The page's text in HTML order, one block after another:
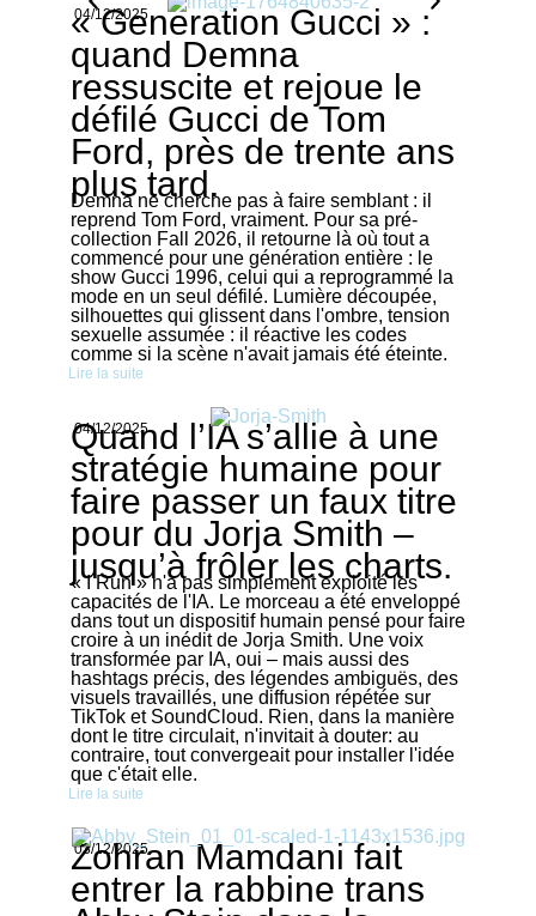
04/12/2025
« Generation Gucci » :
quand Demna
ressuscite et rejoue le
défilé Gucci de Tom
Ford, près de trente ans
plus tard.
Demna ne cherche pas à faire semblant : il
reprend Tom Ford, vraiment. Pour sa pré-
collection Fall 2026, il retourne là où tout a
commencé pour une génération entière : le
show Gucci 1996, celui qui a reprogrammé la
mode en un seul défilé. Lumière découpée,
silhouettes qui glissent dans l'ombre, tension
sexuelle assumée : il réactive les codes
comme si la scène n'avait jamais été éteinte.
Lire la suite
04/12/2025
Quand l’IA s’allie à une
stratégie humaine pour
faire passer un faux titre
pour du Jorja Smith –
jusqu’à frôler les charts.
« I Run » n'a pas simplement exploité les
capacités de l'IA. Le morceau a été enveloppé
dans tout un dispositif humain pensé pour faire
croire à un inédit de Jorja Smith. Une voix
transformée par IA, oui – mais aussi des
hashtags précis, des légendes ambiguës, des
visuels travaillés, une diffusion répétée sur
TikTok et SoundCloud. Rien, dans la manière
dont le titre circulait, n'invitait à douter: au
contraire, tout convergeait pour installer l'idée
que c'était elle.
Lire la suite
03/12/2025
Zohran Mamdani fait
entrer la rabbine trans